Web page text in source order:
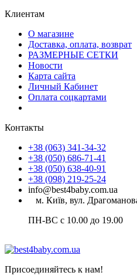
Клиентам
О магазине
Доставка, оплата, возврат
РАЗМЕРНЫЕ СЕТКИ
Новости
Карта сайта
Личный Кабинет
Оплата соцкартами
Контакты
+38 (063) 341-34-32
+38 (050) 686-71-41
+38 (050) 638-40-91
+38 (098) 219-25-24
info@best4baby.com.ua
м. Київ, вул.
ПН-ВС с 10.00 до 19.00
Присоединяйтесь к нам!